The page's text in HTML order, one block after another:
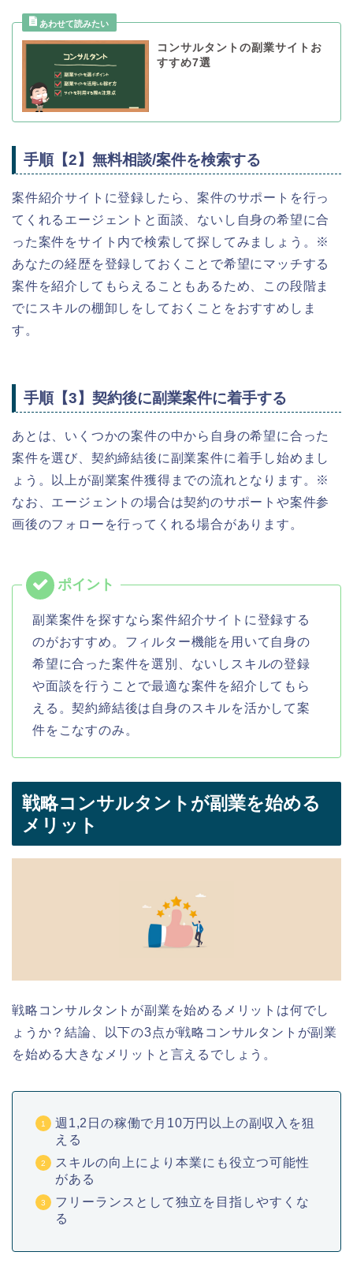
コンサルタントの副業サイトお
すすめ7選
手順【2】無料相談/案件を検索する
案件紹介サイトに登録したら、案件のサポートを行っ
てくれるエージェントと面談、ないし自身の希望に合
った案件をサイト内で検索して探してみましょう。※
あなたの経歴を登録しておくことで希望にマッチする
案件を紹介してもらえることもあるため、この段階ま
でにスキルの棚卸しをしておくことをおすすめしま
す。
手順【3】契約後に副業案件に着手する
あとは、いくつかの案件の中から自身の希望に合った
案件を選び、契約締結後に副業案件に着手し始めまし
ょう。以上が副業案件獲得までの流れとなります。※
なお、エージェントの場合は契約のサポートや案件参
画後のフォローを行ってくれる場合があります。
副業案件を探すなら案件紹介サイトに登録する
のがおすすめ。フィルター機能を用いて自身の
希望に合った案件を選別、ないしスキルの登録
や面談を行うことで最適な案件を紹介してもら
える。契約締結後は自身のスキルを活かして案
件をこなすのみ。
戦略コンサルタントが副業を始める
メリット
戦略コンサルタントが副業を始めるメリットは何でし
ょうか？結論、以下の3点が戦略コンサルタントが副業
を始める大きなメリットと言えるでしょう。
週1,2日の稼働で月10万円以上の副収入を狙
える
スキルの向上により本業にも役立つ可能性
がある
フリーランスとして独立を目指しやすくな
る